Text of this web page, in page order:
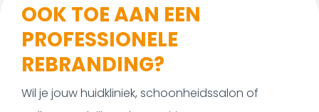
OOK TOE AAN EEN
PROFESSIONELE
REBRANDING?
Wil je jouw huidkliniek, schoonheidssalon of